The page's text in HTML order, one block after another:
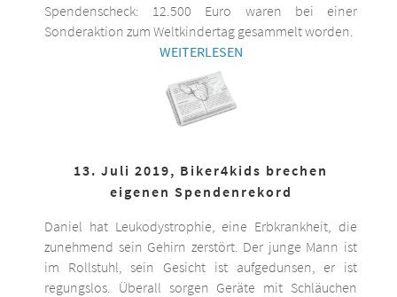
Spendenscheck: 12.500 Euro waren bei einer
Sonderaktion zum Weltkindertag gesammelt worden.
WEITERLESEN
13. Juli 2019, Biker4kids brechen
eigenen Spendenrekord
Daniel hat Leukodystrophie, eine Erbkrankheit, die
zunehmend sein Gehirn zerstört. Der junge Mann ist
im Rollstuhl, sein Gesicht ist aufgedunsen, er ist
regungslos. Überall sorgen Geräte mit Schläuchen